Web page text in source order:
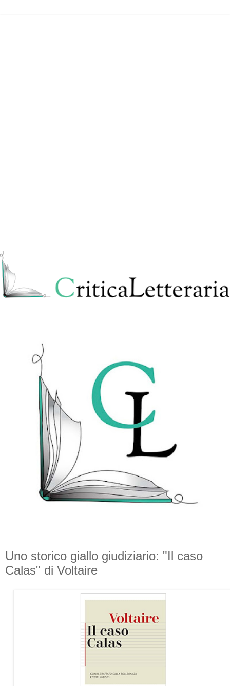
Uno storico giallo giudiziario: "Il caso
Calas" di Voltaire